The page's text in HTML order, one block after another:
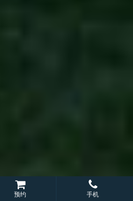
预约 手机